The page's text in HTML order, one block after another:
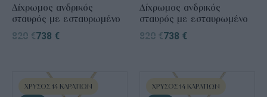
Δίχρωμος ανδρικός
σταυρός με εσταυρωμένο
820 €738 €
Δίχρωμος ανδρικός
σταυρός με εσταυρωμένο
820 €738 €
ΧΡΥΣΌΣ 14 ΚΑΡΑΤΊΩΝ ΧΡΥΣΌΣ 14 ΚΑΡΑΤΊΩΝ